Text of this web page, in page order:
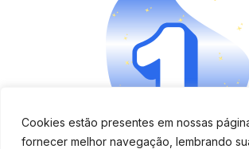
Cookies estão presentes em nossas
fornecer melhor navegação, lembrando